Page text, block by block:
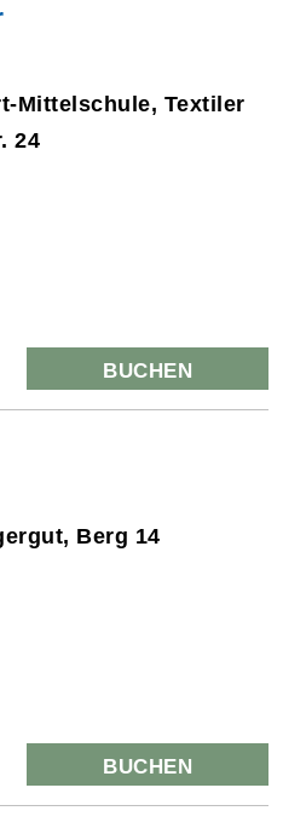
Mittelschule, Textiler
24
BUCHEN
Berg 14
BUCHEN